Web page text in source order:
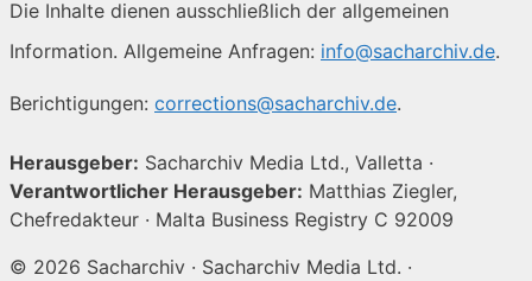
Die Inhalte dienen ausschließlich der allgemeinen
Information. Allgemeine Anfragen: info@sacharchiv.de.
Berichtigungen: corrections@sacharchiv.de.
Herausgeber: Sacharchiv Media Ltd., Valletta ·
Verantwortlicher Herausgeber: Matthias Ziegler,
Chefredakteur · Malta Business Registry C 92009
© 2026 Sacharchiv · Sacharchiv Media Ltd. ·